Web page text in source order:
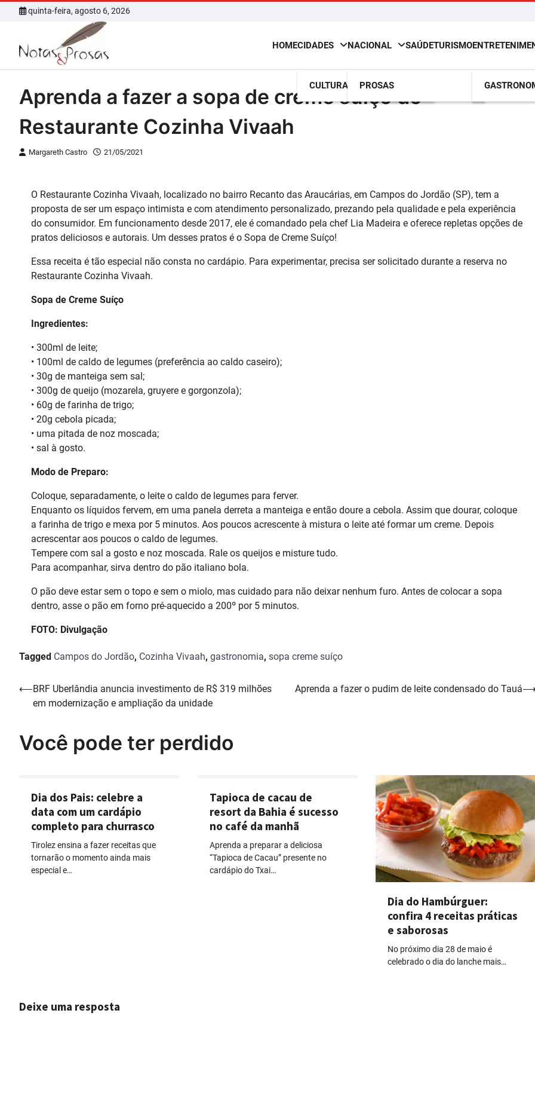
quinta-feira, agosto 6, 2026
HOMECIDADES
CULTURA
NACIONAL
PROSAS
SAÚDETURISMO
Aprenda a fazer a sopa de creme suíço do
Restaurante Cozinha Vivaah
Margareth Castro 21/05/2021
O Restaurante Cozinha Vivaah, localizado no bairro Recanto das Araucárias, em Campos do Jordão (SP), tem a
proposta de ser um espaço intimista e com atendimento personalizado, prezando pela qualidade e pela experiência
do consumidor. Em funcionamento desde 2017, ele é comandado pela chef Lia Madeira e oferece repletas opções de
pratos deliciosos e autorais. Um desses pratos é o Sopa de Creme Suíço!
Essa receita é tão especial não consta no cardápio. Para experimentar, precisa ser solicitado durante a reserva no
Restaurante Cozinha Vivaah.
Sopa de Creme Suíço
Ingredientes:
• 300ml de leite;
• 100ml de caldo de legumes (preferência ao caldo caseiro);
• 30g de manteiga sem sal;
• 300g de queijo (mozarela, gruyere e gorgonzola);
• 60g de farinha de trigo;
• 20g cebola picada;
• uma pitada de noz moscada;
• sal à gosto.
Modo de Preparo:
Coloque, separadamente, o leite o caldo de legumes para ferver.
Enquanto os líquidos fervem, em uma panela derreta a manteiga e então doure a cebola. Assim que dourar, coloque
a farinha de trigo e mexa por 5 minutos. Aos poucos acrescente à mistura o leite até formar um creme. Depois
acrescentar aos poucos o caldo de legumes.
Tempere com sal a gosto e noz moscada. Rale os queijos e misture tudo.
Para acompanhar, sirva dentro do pão italiano bola.
O pão deve estar sem o topo e sem o miolo, mas cuidado para não deixar nenhum furo. Antes de colocar a sopa
dentro, asse o pão em forno pré-aquecido a 200º por 5 minutos.
FOTO: Divulgação
Tagged Campos do Jordão, Cozinha Vivaah, gastronomia, sopa creme suíço
Navegação
⟵BRF Uberlândia anuncia investimento de R$ 319 milhões
em modernização e ampliação da unidade
Aprenda a fazer o pudim de leite condensado do Tauá
Você pode ter perdido
Dia dos Pais: celebre a
data com um cardápio
completo para churrasco
Tirolez ensina a fazer receitas que
tornarão o momento ainda mais
especial e…
Tapioca de cacau de
resort da Bahia é sucesso
no café da manhã
Aprenda a preparar a deliciosa
“Tapioca de Cacau” presente no
cardápio do Txai…
Dia do Hambúrguer:
confira 4 receitas práticas
e saborosas
No próximo dia 28 de maio é
celebrado o dia do lanche mais…
Deixe uma resposta